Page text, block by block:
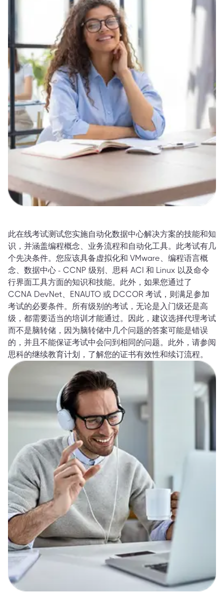
此在线考试测试您实施自动化数据中心解决方案的技能和知
识，并涵盖编程概念、业务流程和自动化工具。此考试有几
个先决条件。您应该具备虚拟化和 VMware、编程语言概
念、数据中心 - CCNP 级别、思科 ACI 和 Linux 以及命令
行界面工具方面的知识和技能。此外，如果您通过了
CCNA DevNet、ENAUTO 或 DCCOR 考试，则满足参加
考试的必要条件。所有级别的考试，无论是入门级还是高
级，都需要适当的培训才能通过。因此，建议选择代理考试
而不是脑转储，因为脑转储中几个问题的答案可能是错误
的，并且不能保证考试中会问到相同的问题。此外，请参阅
思科的继续教育计划，了解您的证书有效性和续订流程。